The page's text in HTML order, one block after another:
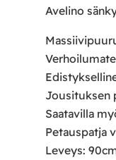
Avelino
Jousituksen
Saatavilla
Petauspatja
Leveys: